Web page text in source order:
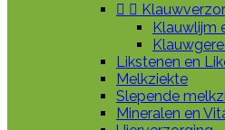
 
Klauwlijm
Likstenen en
Melkziekte
Slepende
Mineralen en